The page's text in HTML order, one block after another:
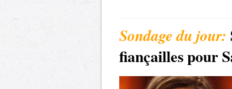
fiançailles pour